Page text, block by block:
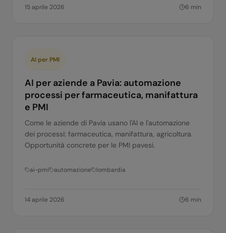
15 aprile 2026 6 min
AI per PMI
AI per aziende a Pavia: automazione
processi per farmaceutica, manifattura
e PMI
Come le aziende di Pavia usano l'AI e l'automazione
dei processi: farmaceutica, manifattura, agricoltura.
Opportunità concrete per le PMI pavesi.
ai-pmi automazione lombardia
14 aprile 2026 6 min